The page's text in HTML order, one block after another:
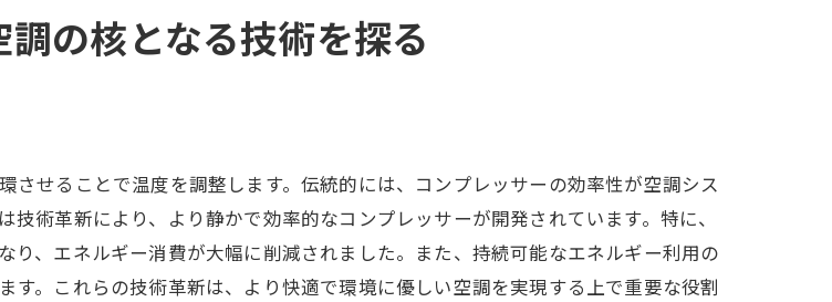
考慮した技術革新
ステムの方向性
長寿命を確保
転アドバイス
のトラブルシューティング
するための使用法
の核となる技術を探る
せることで温度を調整します。伝統的には、コンプレッサーの効率性が空調シス
術革新により、より静かで効率的なコンプレッサーが開発されています。特に、
、エネルギー消費が大幅に削減されました。また、持続可能なエネルギー利用の
。これらの技術革新は、より快適で環境に優しい空調を実現する上で重要な役割